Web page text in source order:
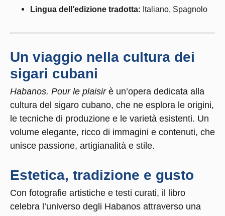
Lingua dell’edizione tradotta: Italiano, Spagnolo
Un viaggio nella cultura dei
sigari cubani
Habanos. Pour le plaisirè un’opera dedicata alla
cultura del sigaro cubano, che ne esplora le origini,
le tecniche di produzione e le varietà esistenti. Un
volume elegante, ricco di immagini e contenuti, che
unisce passione, artigianalità e stile.
Estetica, tradizione e gusto
Con fotografie artistiche e testi curati, il libro
celebra l’universo degli Habanos attraverso una